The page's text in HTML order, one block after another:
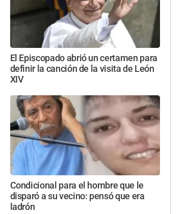
El Episcopado abrió un certamen para
definir la canción de la visita de León
XIV
Condicional para el hombre que le
disparó a su vecino: pensó que era
ladrón